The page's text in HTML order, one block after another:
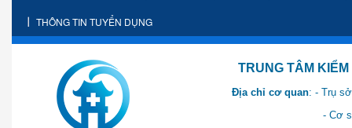
THÔNG TIN TUYỂN DỤNG
TRUNG TÂM KIỂM SOÁT
Địa chỉ cơ quan: - Trụ
- Cơ sở 2: Khu Hành